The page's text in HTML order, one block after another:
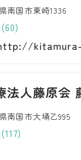
南国市東崎1336
法人藤原会
南国市大埇乙995